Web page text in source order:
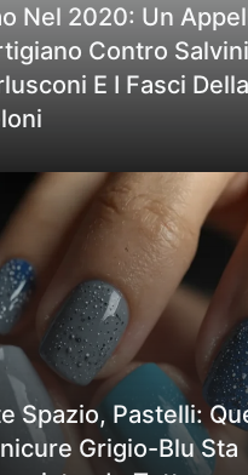
Nel 2020: Un
Contro
E I Fasci Della
Spazio, Pastelli:
Grigio-Blu Sta